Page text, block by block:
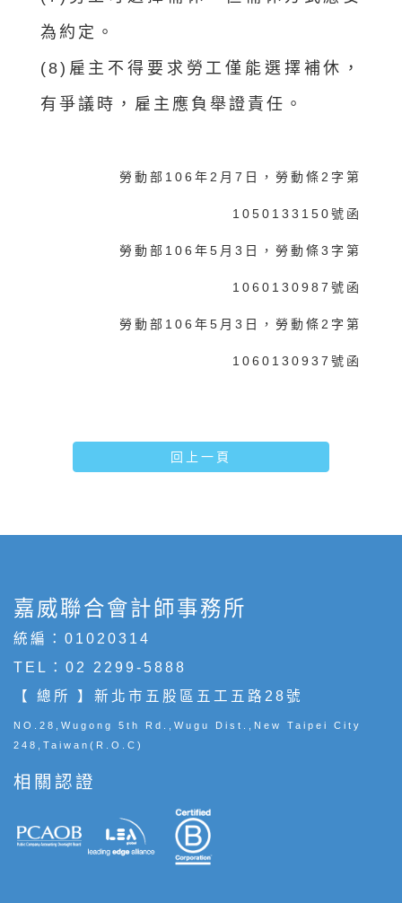
為約定。
(8)雇主不得要求勞工僅能選擇補休，
有爭議時，雇主應負舉證責任。
勞動部106年2月7日，勞動條2字第
1050133150號函
勞動部106年5月3日，勞動條3字第
1060130987號函
勞動部106年5月3日，勞動條2字第
1060130937號函
回上一頁
嘉威聯合會計師事務所
統編：01020314
TEL： 02 2299-5888
【 總所 】新北市五股區五工五路28號
NO.28,Wugong 5th Rd.,Wugu Dist.,New Taipei City
248,Taiwan(R.O.C)
相關認證